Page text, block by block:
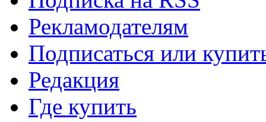
Рекламодателям
Подписаться или
Редакция
Где купить